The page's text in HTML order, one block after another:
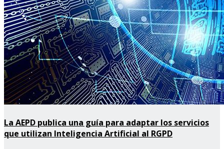
La AEPD publica una guía para adaptar los servicios
que utilizan Inteligencia Artificial al RGPD